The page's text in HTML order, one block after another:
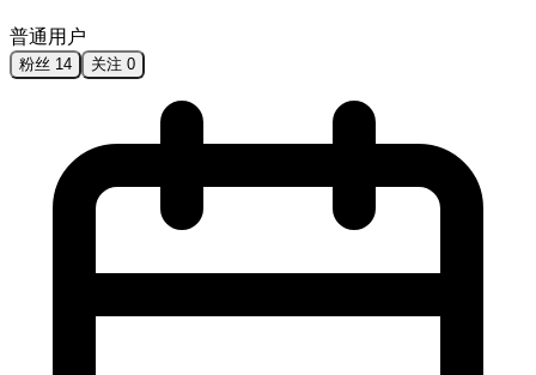
普通用户
粉丝 14 关注 0